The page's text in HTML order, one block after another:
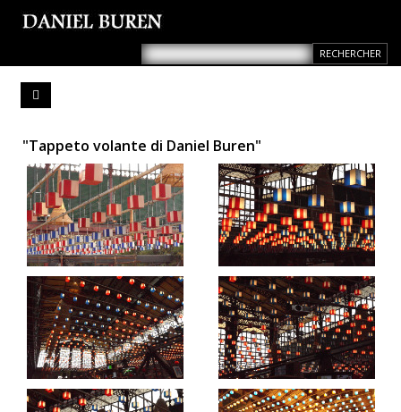
"Tappeto volante di Daniel Buren"